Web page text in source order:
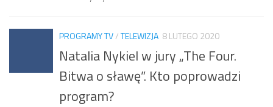
PROGRAMY TV/TELEWIZJA 8 LUTEGO 2020
Natalia Nykiel w jury „The Four.
Bitwa o sławę”. Kto poprowadzi
program?